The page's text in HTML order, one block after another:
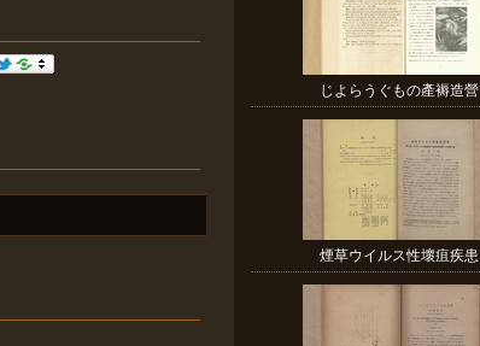
じよらうぐもの產褥造營
煙草ウイルス性壞疽疾患